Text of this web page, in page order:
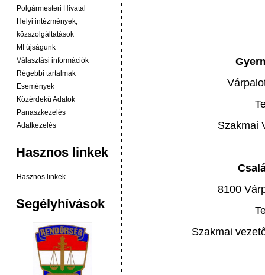
Polgármesteri Hivatal
Helyi intézmények,
közszolgáltatások
MI újságunk
Választási információk
Régebbi tartalmak
Események
Közérdekű Adatok
Panaszkezelés
Adatkezelés
Hasznos linkek
Hasznos linkek
Segélyhívások
Szakmai
8100
Szakmai